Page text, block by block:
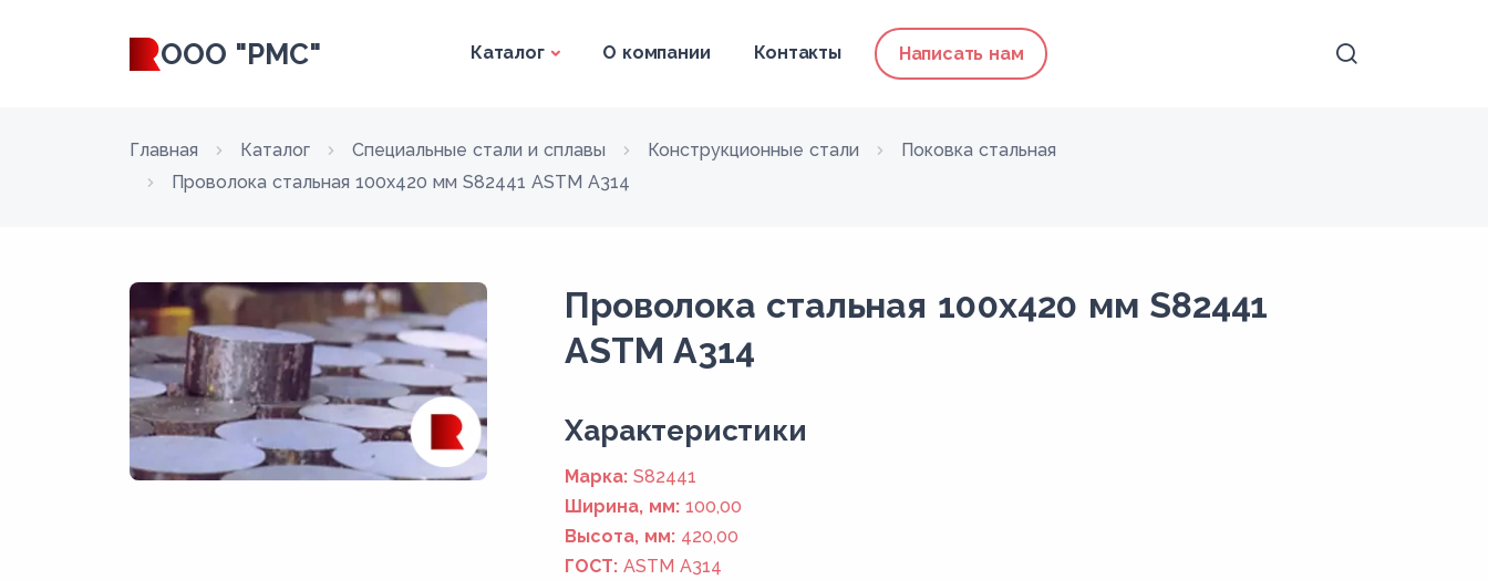
ООО "РМС" Каталог О компании Контакты Написать нам
Главная Каталог Специальные стали и сплавы Конструкционные стали
Поковка стальная
Проволока стальная 100х420 мм S82441 ASTM A314
Проволока стальная 100х420 мм S82441
ASTM A314
Xарактеристики
Марка: S82441
Ширина, мм: 100,00
Высота, мм: 420,00
ГОСТ: ASTM A314